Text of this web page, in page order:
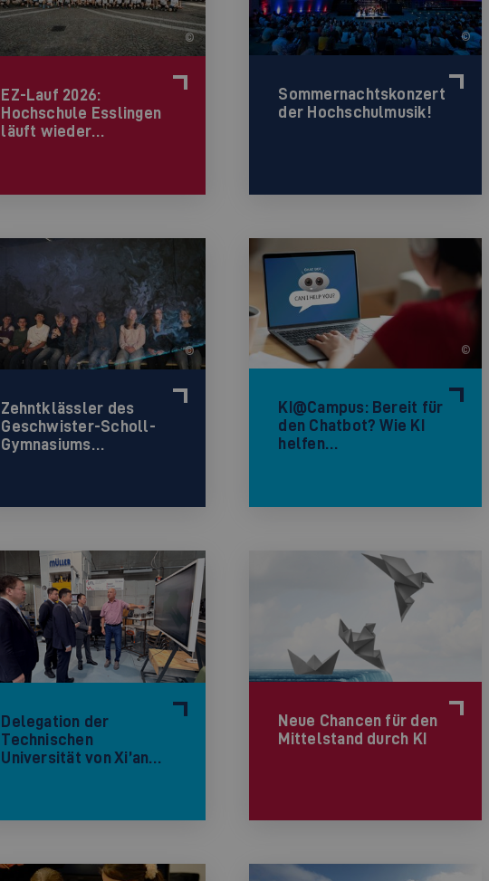
©
EZ-Lauf 2026:
Hochschule Esslingen
läuft wieder…
©
Sommernachtskonzert
der Hochschulmusik!
©
Zehntklässler des
Geschwister-Scholl-
Gymnasiums…
©
KI@Campus: Bereit für
den Chatbot? Wie KI
helfen…
Delegation der
Technischen
Universität von Xi’an…
Neue Chancen für den
Mittelstand durch KI